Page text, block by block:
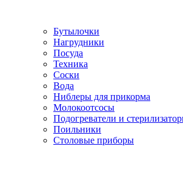
Бутылочки
Нагрудники
Посуда
Техника
Соски
Вода
Ниблеры для прикорма
Молокоотсосы
Подогреватели и
Поильники
Столовые приборы